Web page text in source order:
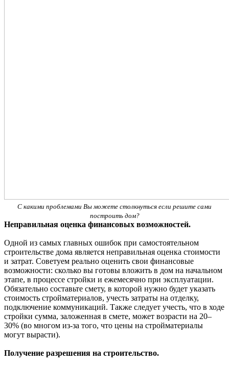
С какими проблемами Вы можете столкнуться если решите сами
построить дом?
Неправильная оценка финансовых возможностей.
Одной из самых главных ошибок при самостоятельном
строительстве дома является неправильная оценка стоимости
и затрат. Советуем реально оценить свои финансовые
возможности: сколько вы готовы вложить в дом на начальном
этапе, в процессе стройки и ежемесячно при эксплуатации.
Обязательно составьте смету, в которой нужно будет указать
стоимость стройматериалов, учесть затраты на отделку,
подключение коммуникаций. Также следует учесть, что в ходе
стройки сумма, заложенная в смете, может возрасти на 20–
30% (во многом из-за того, что цены на стройматериалы
могут вырасти).
Получение разрешения на строительство.